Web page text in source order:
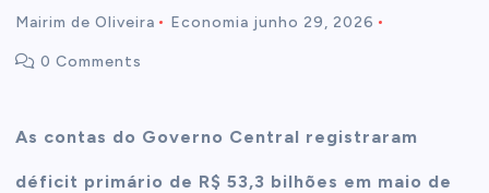
Mairim de Oliveira Economia junho 29, 2026
0 Comments
As contas do Governo Central registraram
déficit primário de R$ 53,3 bilhões em maio de